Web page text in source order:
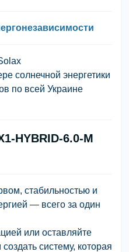
солнечной энергетики
по всей Украине
HYBRID-6.0-M
стабильностью и
— всего за один
или оставляйте
систему, которая